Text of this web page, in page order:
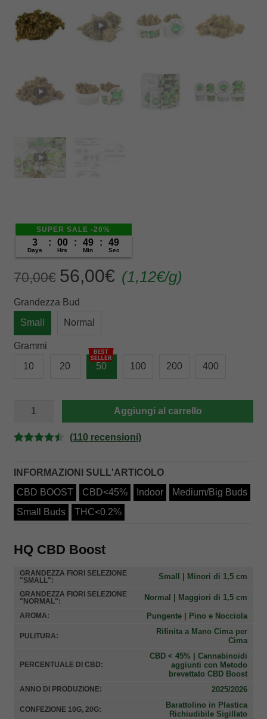
SUPER SALE -20%
3
Days
: 00
Hrs
: 49
Min
: 49
Sec
70,00€ Original
price
was:
70,00€.
56,00€Current
price
(1,12€/g)
Grandezza Bud
Small
Normal
Grammi
10
20 50 100 200 400
CBD
quantità
Aggiungi al carrello
4.52su 5
recensioni
(110 recensioni)
INFORMAZIONI SULL'ARTICOLO
CBD BOOST
CBD<45% Indoor
Medium/Big Buds
Small Buds
THC<0.2%
HQ CBD Boost
GRANDEZZA FIORI SELEZIONE
"SMALL":
Small | Minori di 1,5 cm
GRANDEZZA FIORI SELEZIONE
"NORMAL":
Normal | Maggiori di 1,5 cm
AROMA: Pungente | Pino e Nocciola
PULITURA:
Rifinita a Mano Cima per
Cima
PERCENTUALE DI CBD:
CBD < 45% | Cannabinoidi
aggiunti con Metodo
brevettato CBD Boost
ANNO DI PRODUZIONE: 2025/2026
CONFEZIONE 10G, 20G:
Barattolino in Plastica
Richiudibile Sigillato